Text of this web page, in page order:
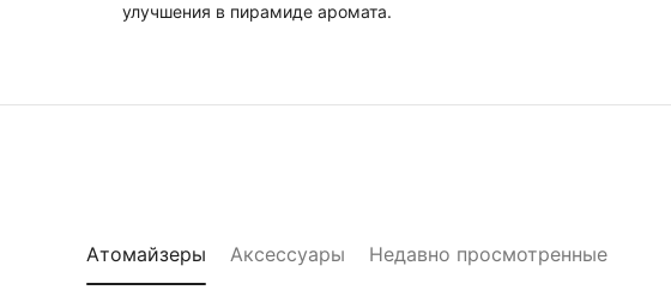
улучшения в пирамиде аромата.
Атомайзеры Аксессуары Недавно просмотренные